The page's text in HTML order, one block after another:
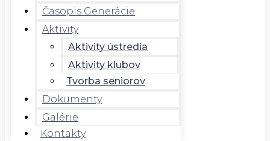
Časopis Generácie
Aktivity
Aktivity ústredia
Aktivity klubov
Tvorba seniorov
Dokumenty
Galérie
Kontakty